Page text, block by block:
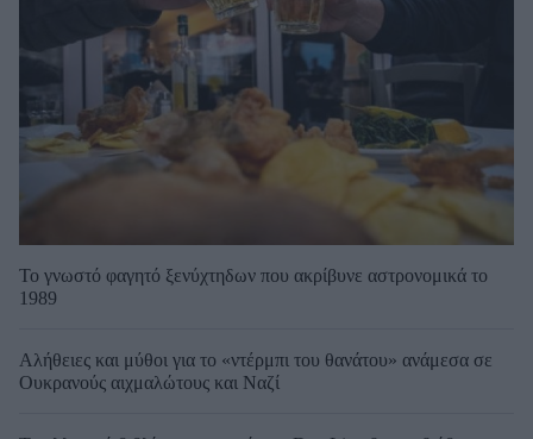
Το γνωστό φαγητό ξενύχτηδων που ακρίβυνε αστρονομικά το
1989
Αλήθειες και μύθοι για το «ντέρμπι του θανάτου» ανάμεσα σε
Ουκρανούς αιχμαλώτους και Ναζί